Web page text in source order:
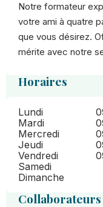
Notre formateur
votre ami à quatre
que vous désirez.
mérite avec notre
Horaires
Lundi
Mardi
Mercredi
Jeudi
Vendredi
Samedi
Dimanche
Collaborateurs